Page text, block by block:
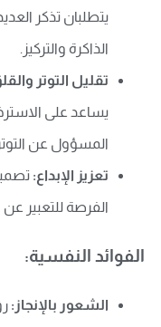
يتطلبان تذكر
الذاكرة والتركيز.
تقليل التوتر
يساعد على
المسؤول عن
تعزيز الإبداع:
الفرصة للتعبير عن
الفوائد النفسية:
الشعور بالإنجاز: